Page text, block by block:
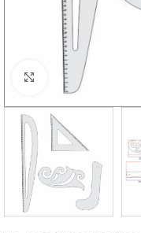
panel
panel
panel
Click to enlarge